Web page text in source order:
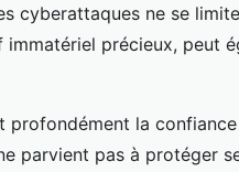
cyberattaques ne se
immatériel précieux, peut
profondément la
parvient pas à protéger